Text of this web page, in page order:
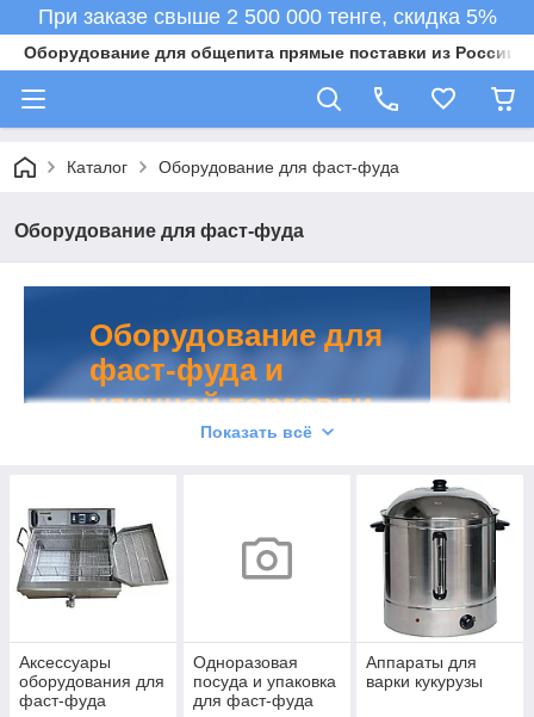
При заказе свыше 2 500 000 тенге, скидка 5%
Оборудование для общепита прямые поставки из России в
Каталог Оборудование для фаст-фуда
Оборудование для фаст-фуда
Оборудование для
фаст-фуда и
уличной торговли
для фаст-фуда по самой
привлекательной цене
кукурузы, ножи для шаурмы,
оборудование для бистро. При
необходимости мы проконсультируем
Показать всё
Аксессуары
оборудования для
фаст-фуда
Одноразовая
посуда и упаковка
для фаст-фуда
Аппараты для
варки кукурузы